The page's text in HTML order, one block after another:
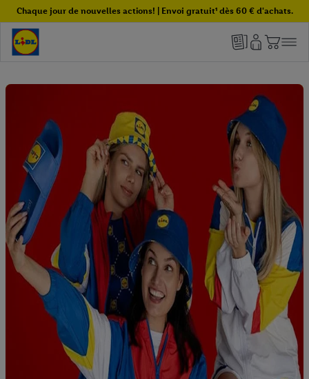
Chaque jour de nouvelles actions! | Envoi gratuit¹ dès 60 € d'achats.